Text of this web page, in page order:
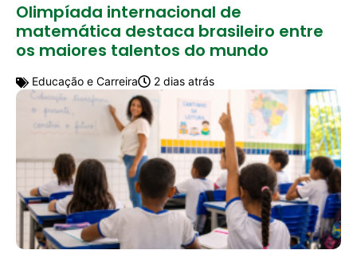
Olimpíada internacional de
matemática destaca brasileiro entre
os maiores talentos do mundo
Educação e Carreira 2 dias atrás